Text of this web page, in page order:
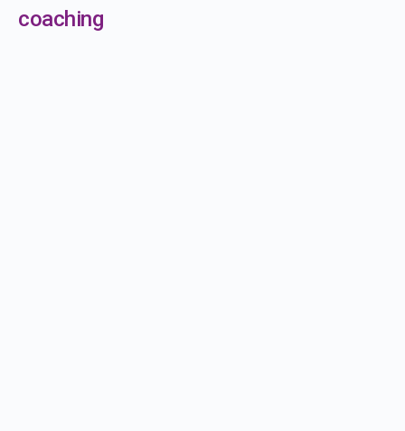
coaching